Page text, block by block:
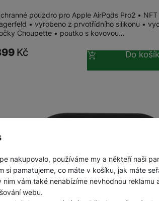
nakupovalo, používáme my a někteří naši
si pamatujeme, co máte v košíku, jak máte
nim vám také nenabízíme nevhodnou
webu.
pouzdro pro Apple AirPods Pro2 •
• vyrobeno z prvotřídního silikonu •
Choupette • poutko s kovovou…
Kč Do